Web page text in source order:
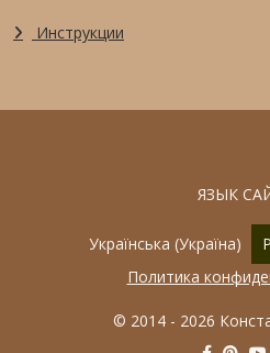
Инструкции
ЯЗЫК
Выберите языкУкраїнська (Україна)
Политика
© 2014 - 2026